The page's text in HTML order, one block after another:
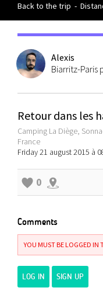
Back to the trip -
Alexis
Biarritz-Paris
Retour dans les
Camping La Diège,
France
Friday 21 august 2015 à
0
Comments
YOU MUST BE LOGGED IN
LOG IN SIGN UP